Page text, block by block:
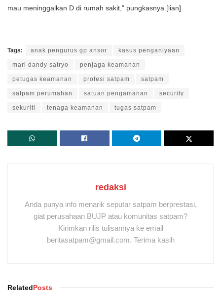
mau meninggalkan D di rumah sakit,” pungkasnya.[lian]
Tags: anak pengurus gp ansor kasus penganiyaan
mari dandy satryo penjaga keamanan
petugas keamanan profesi satpam satpam
satpam perumahan satuan pengamanan security
sekuriti tenaga keamanan tugas satpam
redaksi
Anda punya info menarik seputar satpam berprestasi,
giat perusahaan BUJP atau komunitas satpam?
Kirimkan rilis tulisannya ke email
beritasatpam@gmail.com. Terima kasih
RelatedPosts